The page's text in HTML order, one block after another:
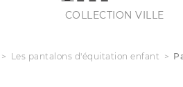
COLLECTION VILLE
Les pantalons d'équitation enfant